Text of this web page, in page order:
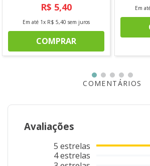
R$ 5,40
Em até 1x R$ 5,40 sem juros
COMPRAR
Em
COMENTÁRIOS
Avaliações
5 estrelas
4estrelas